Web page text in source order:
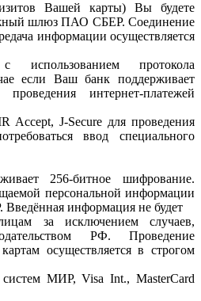
Вашей карты) Вы будете
шлюз ПАО СБЕР. Соединение
информации осуществляется
протокола
если Ваш банк поддерживает
интернет-платежей
Accept, J-Secure для проведения
ввод специального
256-битное шифрование.
персональной информации
информация не будет
за исключением случаев,
РФ. Проведение
осуществляется в строгом
МИР, Visa Int., MasterCard